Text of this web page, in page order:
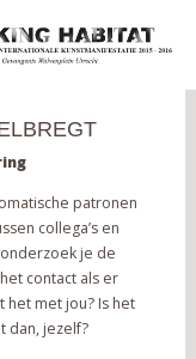
patronen
collega’s en
je de
contact als er
met jou? Is het
dan, jezelf?